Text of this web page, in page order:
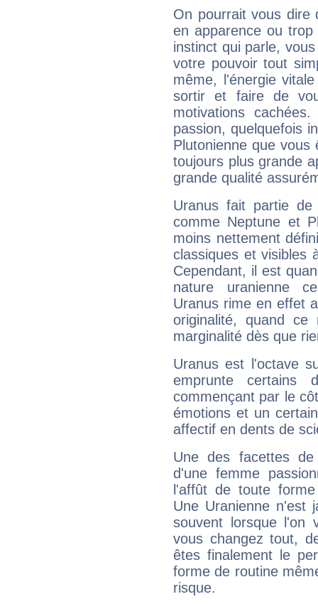
On pourrait vous dire
en apparence ou
instinct qui parle,
votre pouvoir tout
même, l'énergie
sortir et faire de
motivations
passion, quelquefois
Plutonienne que
toujours plus grande
grande qualité
Uranus fait partie
comme Neptune et
moins nettement
classiques et visibles
Cependant, il est
nature uranienne
Uranus rime en effet
originalité, quand ce
marginalité dès que
Uranus est l'octave
emprunte
commençant par le
émotions et un
affectif en dents de
Une des facettes
d'une femme
l'affût de toute
Une Uranienne n'est
souvent lorsque l'on
vous changez tout,
êtes finalement le
forme de routine
risque.